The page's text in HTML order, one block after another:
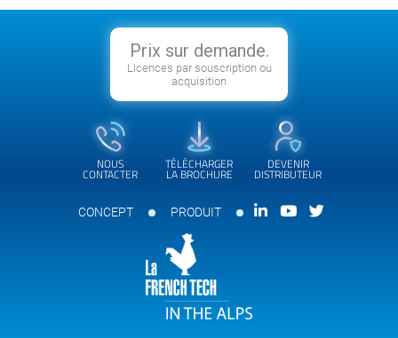
Prix sur demande.
Licences par souscription ou
acquisition
NOUS
CONTACTER
TÉLÉCHARGER
LA BROCHURE
DEVENIR
DISTRIBUTEUR
CONCEPT PRODUIT